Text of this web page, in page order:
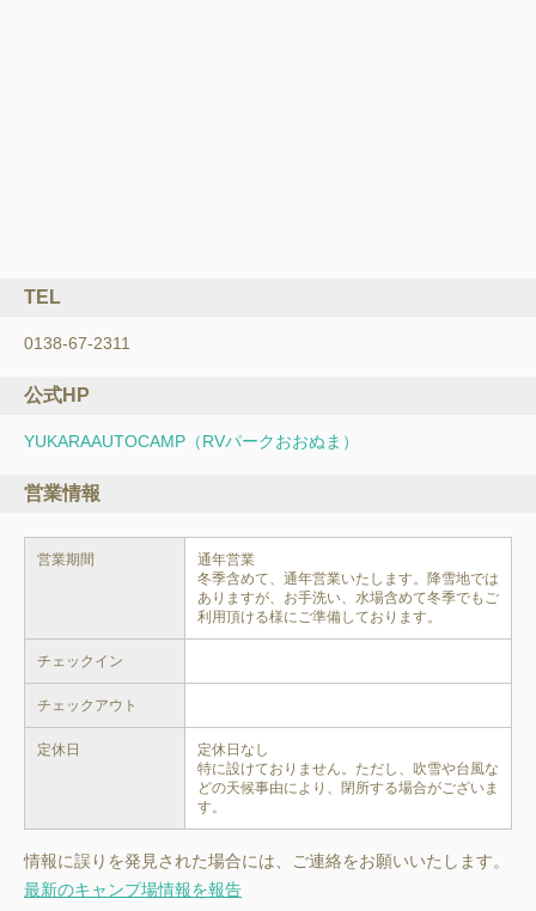
TEL
0138-67-2311
公式HP
YUKARAAUTOCAMP（RVパークおおぬま）
営業情報
営業期間
通年営業
冬季含めて、通年営業いたします。降雪地では
ありますが、お手洗い、水場含めて冬季でもご
利用頂ける様にご準備しております。
チェックイン
チェックアウト
定休日
定休日なし
特に設けておりません。ただし、吹雪や台風な
どの天候事由により、閉所する場合がございま
す。
情報に誤りを発見された場合には、ご連絡をお願いいたします。
最新のキャンプ場情報を報告